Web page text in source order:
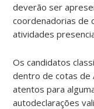
deverão ser
coordenadorias de
atividades
Os candidatos
dentro de cotas de
atentos para
autodeclarações